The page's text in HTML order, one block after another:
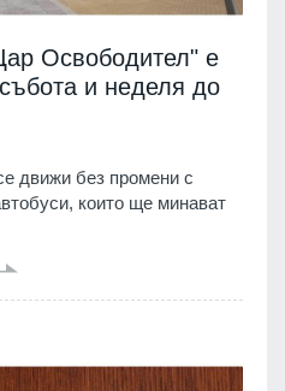
Освободител" е
и неделя до
движи без промени с
които ще минават